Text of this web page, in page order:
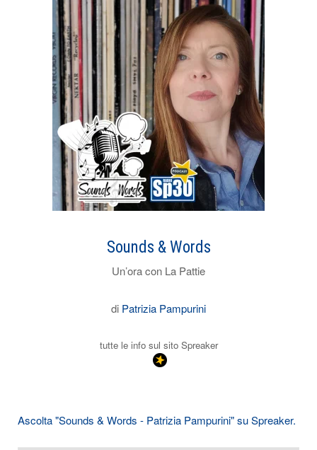
Sounds & Words
Un’ora con La Pattie
di Patrizia Pampurini
tutte le info sul sito Spreaker
Ascolta "Sounds & Words - Patrizia Pampurini" su Spreaker.